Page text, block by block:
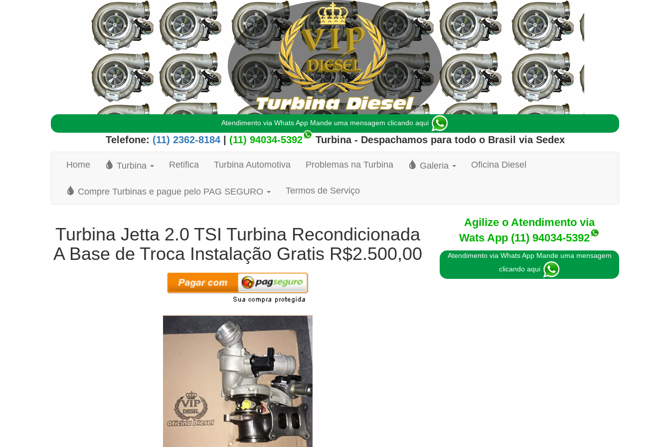
Atendimento via Whats App Mande uma mensagem clicando aqui
Telefone: (11) 2362-8184| (11) 94034-5392 Turbina- Despachamos para todo o Brasil via Sedex
Home Turbina Retifica Turbina Automotiva Problemas na Turbina Galeria Oficina Diesel
Compre Turbinas e pague pelo PAG SEGURO Termos de Serviço
Turbina Jetta 2.0 TSI Turbina Recondicionada
A Base de Troca Instalação Gratis R$2.500,00
Agilize o Atendimento via
Wats App (11) 94034-5392
Atendimento via Whats App Mande uma mensagem
clicando aqui